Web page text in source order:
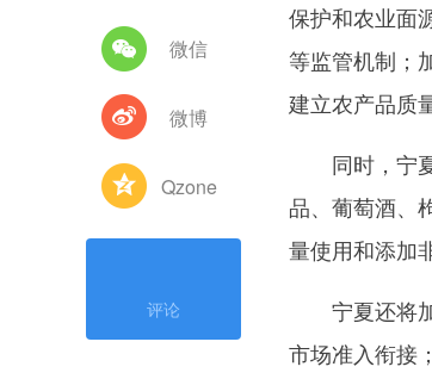
微信
微博
Qzone
评论
保护和农业面
等监管机制；
建立农产品质
同时，宁夏
品、葡萄酒、
量使用和添加
宁夏还将加
市场准入衔接